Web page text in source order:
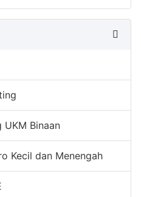
UKM Binaan
Kecil dan Menengah